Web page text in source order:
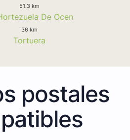
51.3 km
De Ocen
36 km
Tortuera
postales